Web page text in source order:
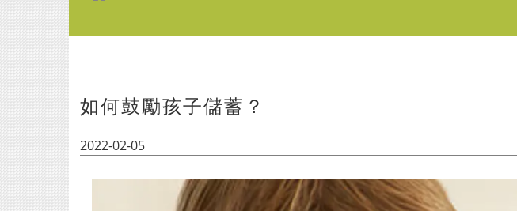
如何鼓勵孩子儲蓄？
2022-02-05